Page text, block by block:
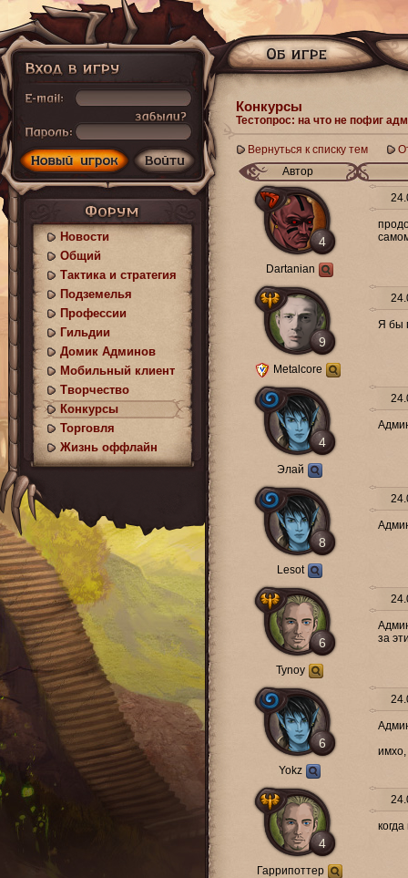
Конкурсы
Тестопрос: на что не пофиг
Вернуться к списку тем
Автор
4
Dartanian
9
Metalcore
Я бы
4
Элай
8
Lesot
6
Tynoy
за
6
Yokz
4
Гаррипоттер
Новости
Общий
Тактика и стратегия
Подземелья
Профессии
Гильдии
Домик Админов
Мобильный клиент
Творчество
Конкурсы
Торговля
Жизнь оффлайн